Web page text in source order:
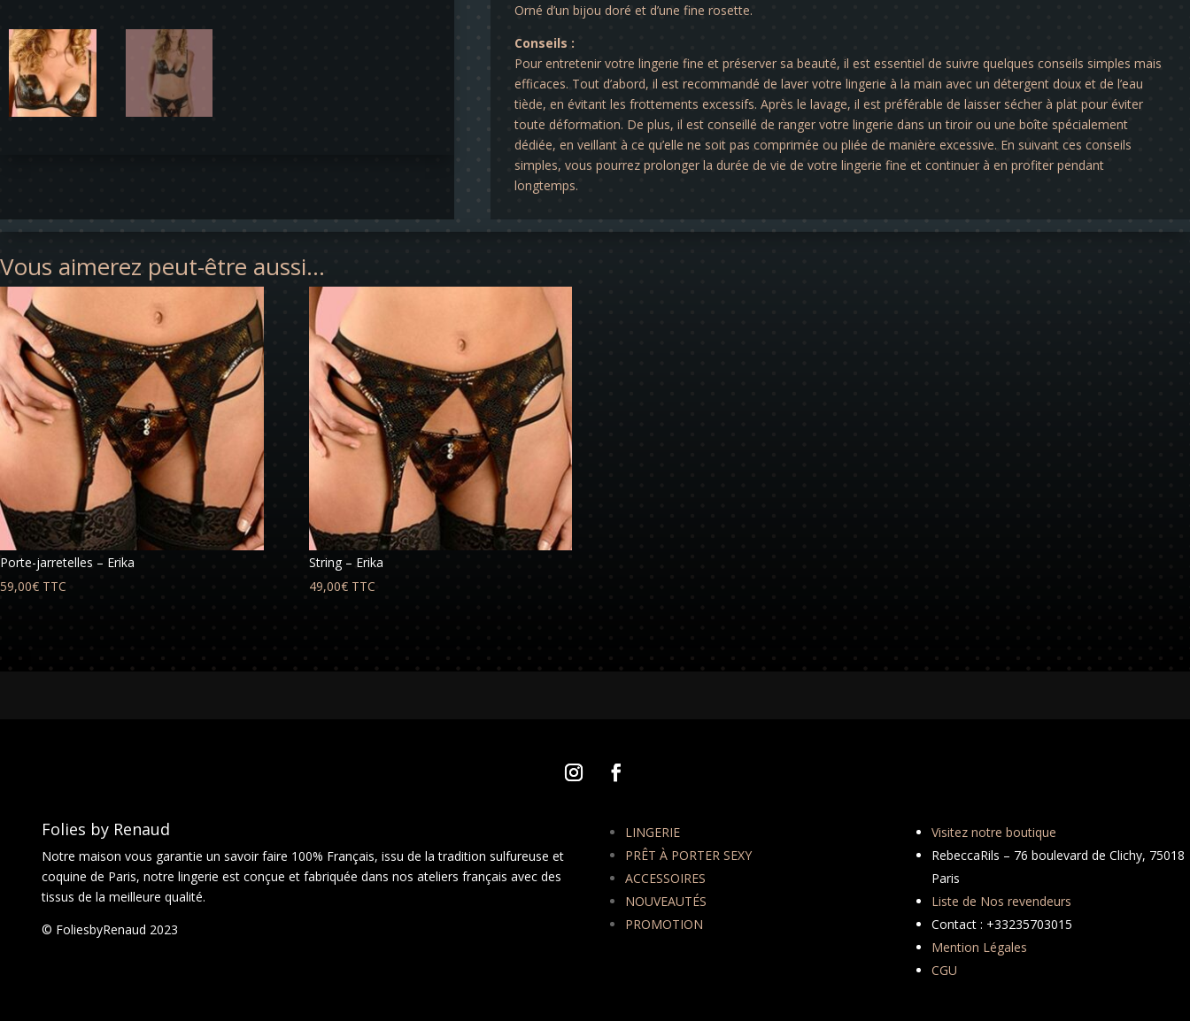
Orné d’un bijou doré et d’une fine rosette.
Conseils :
Pour entretenir votre lingerie fine et préserver sa beauté, il est essentiel de suivre quelques conseils simples mais
efficaces. Tout d’abord, il est recommandé de laver votre lingerie à la main avec un détergent doux et de l’eau
tiède, en évitant les frottements excessifs. Après le lavage, il est préférable de laisser sécher à plat pour éviter
toute déformation. De plus, il est conseillé de ranger votre lingerie dans un tiroir ou une boîte spécialement
dédiée, en veillant à ce qu’elle ne soit pas comprimée ou pliée de manière excessive. En suivant ces conseils
simples, vous pourrez prolonger la durée de vie de votre lingerie fine et continuer à en profiter pendant
longtemps.
Vous aimerez peut-être aussi…
Porte-jarretelles – Erika
59,00€ TTC
String – Erika
49,00€ TTC
Folies by Renaud
Notre maison vous garantie un savoir faire 100% Français, issu de la tradition sulfureuse et
coquine de Paris, notre lingerie est conçue et fabriquée dans nos ateliers français avec des
tissus de la meilleure qualité.
© FoliesbyRenaud 2023
LINGERIE
PRÊT À PORTER SEXY
ACCESSOIRES
NOUVEAUTÉS
PROMOTION
Visitez notre boutique
RebeccaRils – 76 boulevard de Clichy, 75018
Paris
Liste de Nos revendeurs
Contact : +33235703015
Mention Légales
CGU